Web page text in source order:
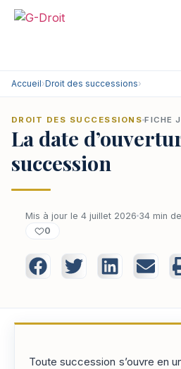
Accueil›Droit des successions›
DROIT DES SUCCESSIONS FICHE
La date
succession
Mis à jour le 4 juillet 2026 34 min
0
Toute succession s’ouvre en